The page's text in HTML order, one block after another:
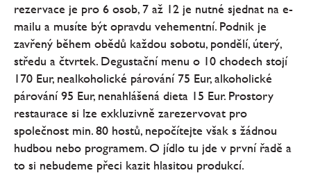
rezervace je pro 6 osob, 7 až 12 je nutné sjednat na e-
mailu a musíte být opravdu vehementní. Podnik je
zavřený během obědů každou sobotu, pondělí, úterý,
středu a čtvrtek. Degustační menu o 10 chodech stojí
170 Eur, nealkoholické párování 75 Eur, alkoholické
párování 95 Eur, nenahlášená dieta 15 Eur. Prostory
restaurace si lze exkluzivně zarezervovat pro
společnost min. 80 hostů, nepočítejte však s žádnou
hudbou nebo programem. O jídlo tu jde v první řadě a
to si nebudeme přeci kazit hlasitou produkcí.